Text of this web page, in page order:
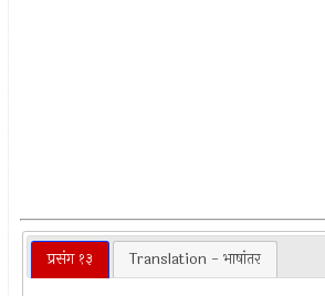
प्रसंग १३ Translation - भाषांतर